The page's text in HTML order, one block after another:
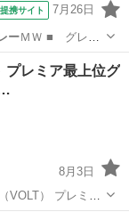
提携サイト 7月26日
ーＭＷ ■ グレ
レミア最上位グ
8月3日
VOLT） プレミア